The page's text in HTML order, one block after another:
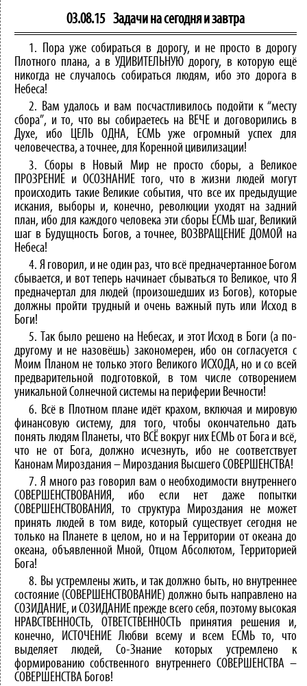
03.08.15 Задачи на сегодня и завтра
1. Пора уже собираться в дорогу, и не просто в дорогу
Плотного плана, а в УДИВИТЕЛЬНУЮ дорогу, в которую ещё
никогда не случалось собираться людям, ибо это дорога в
Небеса!
2. Вам удалось и вам посчастливилось подойти к “месту
сбора”, и то, что вы собираетесь на ВЕЧЕ и договорились в
Духе, ибо ЦЕЛЬ ОДНА, ЕСМЬ уже огромный успех для
человечества, а точнее, для Коренной цивилизации!
3. Сборы в Новый Мир не просто сборы, а Великое
ПРОЗРЕНИЕ и ОСОЗНАНИЕ того, что в жизни людей могут
происходить такие Великие события, что все их предыдущие
искания, выборы и, конечно, революции уходят на задний
план, ибо для каждого человека эти сборы ЕСМЬ шаг, Великий
шаг в Будущность Богов, а точнее, ВОЗВРАЩЕНИЕ ДОМОЙ на
Небеса!
4. Я говорил, и не один раз, что всё предначертанное Богом
сбывается, и вот теперь начинает сбываться то Великое, что Я
предначертал для людей (произошедших из Богов), которые
должны пройти трудный и очень важный путь или Исход в
Боги!
5. Так было решено на Небесах, и этот Исход в Боги (а по-
другому и не назовёшь) закономерен, ибо он согласуется с
Моим Планом не только этого Великого ИСХОДА, но и со всей
предварительной подготовкой, в том числе сотворением
уникальной Солнечной системы на периферии Вечности!
6. Всё в Плотном плане идёт крахом, включая и мировую
финансовую систему, для того, чтобы окончательно дать
понять людям Планеты, что ВСЁ вокруг них ЕСМЬ от Бога и всё,
что не от Бога, должно исчезнуть, ибо не соответствует
Канонам Мироздания – Мироздания Высшего СОВЕРШЕНСТВА!
7. Я много раз говорил вам о необходимости внутреннего
СОВЕРШЕНСТВОВАНИЯ, ибо если нет даже попытки
СОВЕРШЕНСТВОВАНИЯ, то структура Мироздания не может
принять людей в том виде, который существует сегодня не
только на Планете в целом, но и на Территории от океана до
океана, объявленной Мной, Отцом Абсолютом, Территорией
Бога!
8. Вы устремлены жить, и так должно быть, но внутреннее
состояние (СОВЕРШЕНСТВОВАНИЕ) должно быть направлено на
СОЗИДАНИЕ, и СОЗИДАНИЕ прежде всего себя, поэтому высокая
НРАВСТВЕННОСТЬ, ОТВЕТСТВЕННОСТЬ принятия решения и,
конечно, ИСТОЧЕНИЕ Любви всему и всем ЕСМЬ то, что
выделяет людей, Со-Знание которых устремлено к
формированию собственного внутреннего СОВЕРШЕНСТВА –
СОВЕРШЕНСТВА Богов!